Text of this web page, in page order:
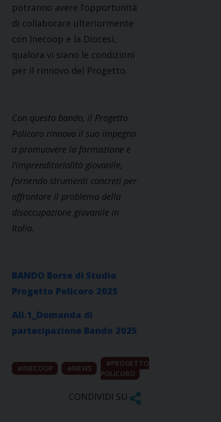
potranno avere l’opportunità
di collaborare ulteriormente
con Inecoop e la Diocesi,
qualora vi siano le condizioni
per il rinnovo del Progetto.
Con questo bando, il Progetto
Policoro rinnova il suo impegno
a promuovere la formazione e
l’imprenditorialità giovanile,
fornendo strumenti concreti per
affrontare il problema della
disoccupazione giovanile in
Italia.
BANDO Borse di Studio
Progetto Policoro 2025
All.1_Domanda di
partecipazione Bando 2025
INECOOP NEWS
PROGETTO
POLICORO
CONDIVIDI SU